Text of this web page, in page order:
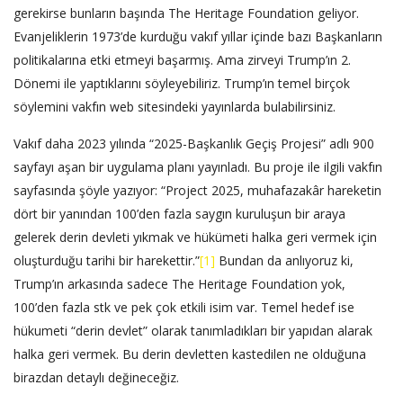
gerekirse bunların başında The Heritage Foundation geliyor.
Evanjeliklerin 1973’de kurduğu vakıf yıllar içinde bazı Başkanların
politikalarına etki etmeyi başarmış. Ama zirveyi Trump’ın 2.
Dönemi ile yaptıklarını söyleyebiliriz. Trump’ın temel birçok
söylemini vakfın web sitesindeki yayınlarda bulabilirsiniz.
Vakıf daha 2023 yılında “2025-Başkanlık Geçiş Projesi” adlı 900
sayfayı aşan bir uygulama planı yayınladı. Bu proje ile ilgili vakfın
sayfasında şöyle yazıyor: “Project 2025, muhafazakâr hareketin
dört bir yanından 100’den fazla saygın kuruluşun bir araya
gelerek derin devleti yıkmak ve hükümeti halka geri vermek için
oluşturduğu tarihi bir harekettir.”[1] Bundan da anlıyoruz ki,
Trump’ın arkasında sadece The Heritage Foundation yok,
100’den fazla stk ve pek çok etkili isim var. Temel hedef ise
hükumeti “derin devlet” olarak tanımladıkları bir yapıdan alarak
halka geri vermek. Bu derin devletten kastedilen ne olduğuna
birazdan detaylı değineceğiz.